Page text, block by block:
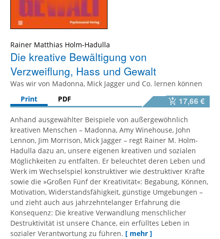
Rainer Matthias Holm-Hadulla
Die kreative Bewältigung von
Verzweiflung, Hass und Gewalt
Was wir von Madonna, Mick Jagger und Co. lernen können
Print
PDF 17,66 €
Anhand ausgewählter Beispiele von außergewöhnlich
kreativen Menschen – Madonna, Amy Winehouse, John
Lennon, Jim Morrison, Mick Jagger – regt Rainer M. Holm-
Hadulla dazu an, unsere eigenen kreativen und sozialen
Möglichkeiten zu entfalten. Er beleuchtet deren Leben und
Werk im Wechselspiel konstruktiver wie destruktiver Kräfte
sowie die »Großen Fünf der Kreativität«: Begabung, Können,
Motivation, Widerstandsfähigkeit, günstige Umgebungen –
und zieht auch aus jahrzehntelanger Erfahrung die
Konsequenz: Die kreative Verwandlung menschlicher
Destruktivität ist unsere Chance, ein erfülltes Leben in
sozialer Verantwortung zu führen. [ mehr ]